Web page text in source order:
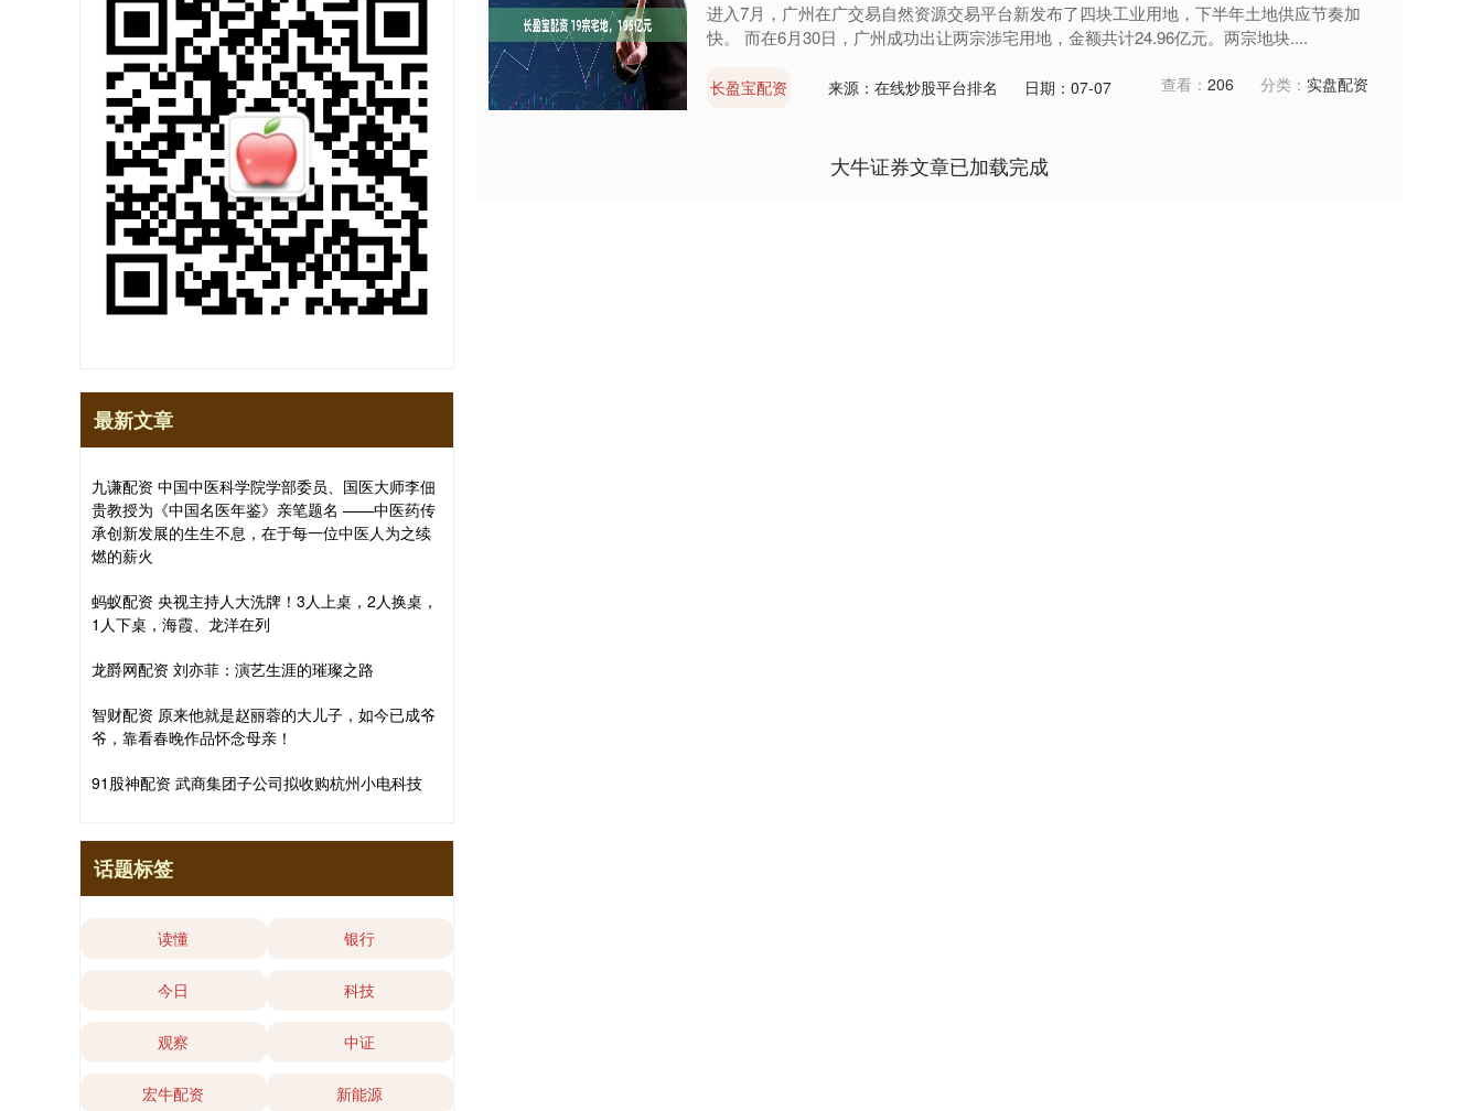
进入7月，广州在广交易自然资源交易平台新发布了四块工业用地，下半年土地供应节奏加
快。 而在6月30日，广州成功出让两宗涉宅用地，金额共计24.96亿元。两宗地块....
长盈宝配资 来源：在线炒股平台排名 日期：07-07 查看： 206 分类： 实盘配资
大牛证券文章已加载完成
最新文章
九谦配资 中国中医科学院学部委员、国医大师李佃
贵教授为《中国名医年鉴》亲笔题名 ——中医药传
承创新发展的生生不息，在于每一位中医人为之续
燃的薪火
蚂蚁配资 央视主持人大洗牌！3人上桌，2人换桌，
1人下桌，海霞、龙洋在列
龙爵网配资 刘亦菲：演艺生涯的璀璨之路
智财配资 原来他就是赵丽蓉的大儿子，如今已成爷
爷，靠看春晚作品怀念母亲！
91股神配资 武商集团子公司拟收购杭州小电科技
话题标签
读懂 银行
今日 科技
观察 中证
宏牛配资 新能源